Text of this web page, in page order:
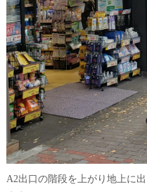
A2出口の階段を上がり地上に